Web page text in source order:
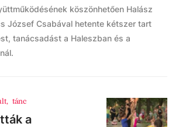
köszönhetően Halász
József Csabával hetente kétszer tart
tanácsadást a Haleszban és a
, tánc
a